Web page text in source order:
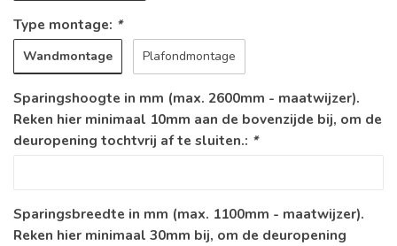
Type montage: *
Wandmontage Plafondmontage
Sparingshoogte in mm (max. 2600mm - maatwijzer).
Reken hier minimaal 10mm aan de bovenzijde bij, om de
deuropening tochtvrij af te sluiten.: *
Sparingsbreedte in mm (max. 1100mm - maatwijzer).
Reken hier minimaal 30mm bij, om de deuropening